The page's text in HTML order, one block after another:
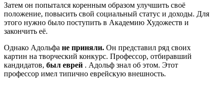
Затем он попытался коренным образом улучшить своё
положение, повысить свой социальный статус и доходы. Для
этого нужно было поступить в Академию Художеств и
закончить её.
Однако Адольфа не приняли. Он представил ряд своих
картин на творческий конкурс. Профессор, отбиравший
кандидатов, был еврей . Адольф знал об этом. Этот
профессор имел типично еврейскую внешность.